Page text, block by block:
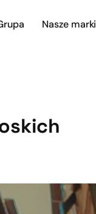
Nasze marki